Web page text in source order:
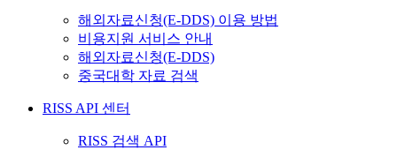
해외자료신청(E-DDS) 이용 방법
비용지원 서비스 안내
해외자료신청(E-DDS)
중국대학 자료 검색
RISS API 센터
RISS 검색 API